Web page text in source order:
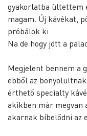
gyakorlatba ültettem
magam. Új kávékat,
próbálok ki.
Na de hogy jött a
Megjelent bennem a
ebből az
érthető specialty
akikben már megvan
akarnak bíbelődni az